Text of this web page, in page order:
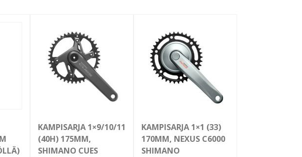
KAMPISARJA 1×9/10/11
(40H) 175MM,
SHIMANO CUES
KAMPISARJA 1×1 (33)
170MM, NEXUS C6000
SHIMANO